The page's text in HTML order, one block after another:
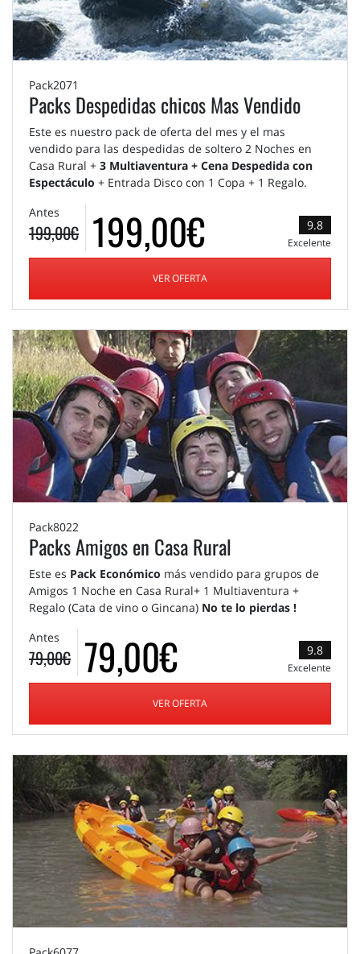
Pack2071
Packs Despedidas chicos Mas Vendido
Este es nuestro pack de oferta del mes y el mas
vendido para las despedidas de soltero 2 Noches en
Casa Rural + 3 Multiaventura + Cena Despedida con
Espectáculo + Entrada Disco con 1 Copa + 1 Regalo.
Antes
199,00€ 199,00€ 9.8
Excelente
VER OFERTA
Pack8022
Packs Amigos en Casa Rural
Este es Pack Económico más vendido para grupos de
Amigos 1 Noche en Casa Rural+ 1 Multiaventura +
Regalo (Cata de vino o Gincana) No te lo pierdas !
Antes
79,00€ 79,00€ 9.8
Excelente
VER OFERTA